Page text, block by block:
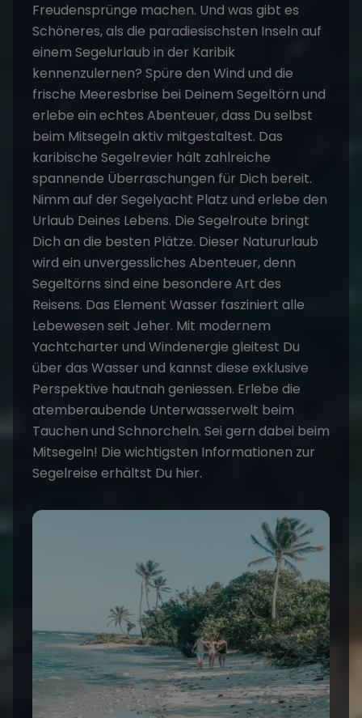
Freudensprünge machen. Und was gibt es
Schöneres, als die paradiesischsten Inseln auf
einem Segelurlaub in der Karibik
kennenzulernen? Spüre den Wind und die
frische Meeresbrise bei Deinem Segeltörn und
erlebe ein echtes Abenteuer, dass Du selbst
beim Mitsegeln aktiv mitgestaltest. Das
karibische Segelrevier hält zahlreiche
spannende Überraschungen für Dich bereit.
Nimm auf der Segelyacht Platz und erlebe den
Urlaub Deines Lebens. Die Segelroute bringt
Dich an die besten Plätze. Dieser Natururlaub
wird ein unvergessliches Abenteuer, denn
Segeltörns sind eine besondere Art des
Reisens. Das Element Wasser fasziniert alle
Lebewesen seit Jeher. Mit modernem
Yachtcharter und Windenergie gleitest Du
über das Wasser und kannst diese exklusive
Perspektive hautnah geniessen. Erlebe die
atemberaubende Unterwasserwelt beim
Tauchen und Schnorcheln. Sei gern dabei beim
Mitsegeln! Die wichtigsten Informationen zur
Segelreise erhältst Du hier.